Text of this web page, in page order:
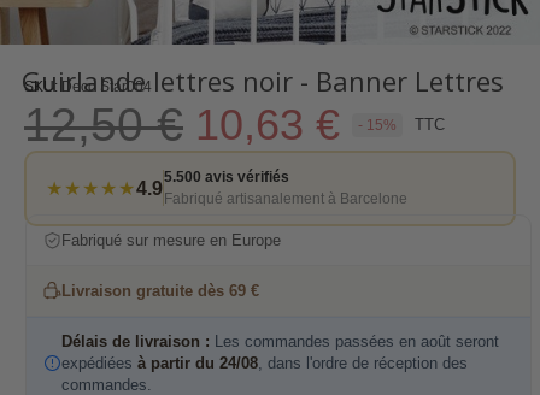
Guirlande lettres noir - Banner Lettres
SKU Deco Star004
12,50 € 10,63 € - 15% TTC
★★★★★4.9
5.500 avis vérifiés
Fabriqué artisanalement à Barcelone
Fabriqué sur mesure en Europe
Livraison gratuite dès 69 €
Délais de livraison : Les commandes passées en août seront
expédiées à partir du 24/08 , dans l'ordre de réception des
commandes.